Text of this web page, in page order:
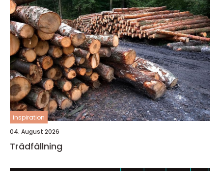
inspiration
04. August 2026
Trädfällning